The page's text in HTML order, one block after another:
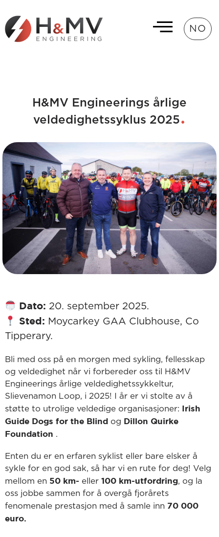
NO
H&MV Engineerings årlige
veldedighetssyklus 2025
Dato: 20. september 2025.
Sted: Moycarkey GAA Clubhouse, Co
Tipperary.
Bli med oss på en morgen med sykling, fellesskap
og veldedighet når vi forbereder oss til H&MV
Engineerings årlige veldedighetssykkeltur,
Slievenamon Loop, i 2025! I år er vi stolte av å
støtte to utrolige veldedige organisasjoner: Irish
Guide Dogs for the Blind og Dillon Quirke
Foundation .
Enten du er en erfaren syklist eller bare elsker å
sykle for en god sak, så har vi en rute for deg! Velg
mellom en 50 km- eller 100 km-utfordring, og la
oss jobbe sammen for å overgå fjorårets
fenomenale prestasjon med å samle inn 70 000
euro.